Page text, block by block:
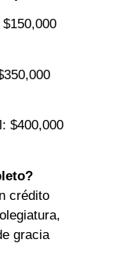
$400,000
crédito
gracia